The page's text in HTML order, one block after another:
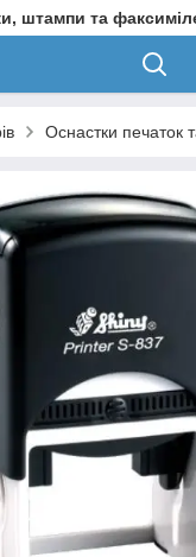
штампи та
Оснастки печаток